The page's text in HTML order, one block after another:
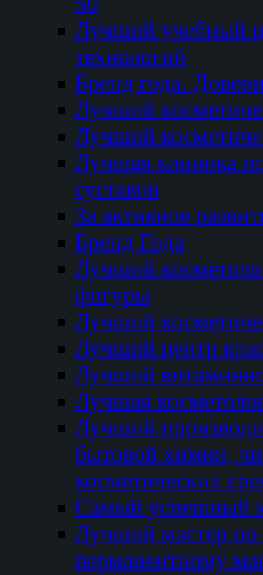
Лучший
технологий
Бренд года.
Лучший
Лучший
Лучшая клиника
суставов
За активное
Бренд Года
Лучший
фигуры
Лучший
Лучший центр
Лучший
Лучшая
Лучший
бытовой химии,
косметических
Самый успешный
Лучший мастер по
перманентному